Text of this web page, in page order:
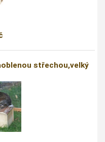
střechou,velký